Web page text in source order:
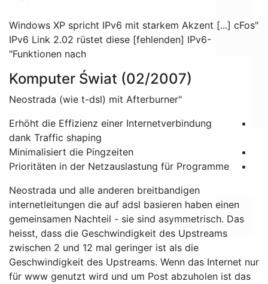
"Windows XP spricht IPv6 mit starkem Akzent [...] cFos
IPv6 Link 2.02 rüstet diese [fehlenden] IPv6-
Funktionen nach"
Komputer Świat (02/2007)
"Neostrada (wie t-dsl) mit Afterburner
Erhöht die Effizienz einer Internetverbindung
dank Traffic shaping
Minimalisiert die Pingzeiten
Prioritäten in der Netzauslastung für Programme
Neostrada und alle anderen breitbandigen
internetleitungen die auf adsl basieren haben einen
gemeinsamen Nachteil - sie sind asymmetrisch. Das
heisst, dass die Geschwindigkeit des Upstreams
zwischen 2 und 12 mal geringer ist als die
Geschwindigkeit des Upstreams. Wenn das Internet nur
für www genutzt wird und um Post abzuholen ist das